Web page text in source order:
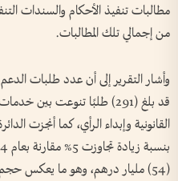
من إجمالي تلك المطالبات.
قد بلغ (291) طلبًا تنوعت بين
(54) مليار درهم، وهو ما يعكس حجم